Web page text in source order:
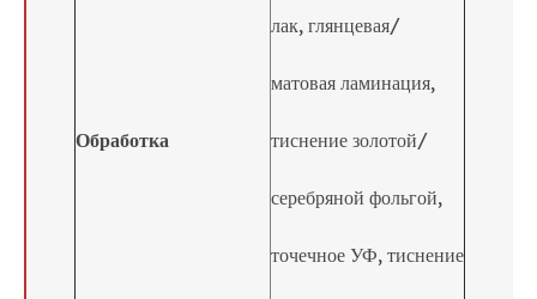
Обработка
лак, глянцевая/
матовая ламинация,
тиснение золотой/
серебряной фольгой,
точечное УФ, тиснение